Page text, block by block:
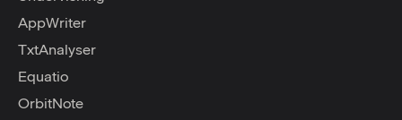
AppWriter
TxtAnalyser
Equatio
OrbitNote